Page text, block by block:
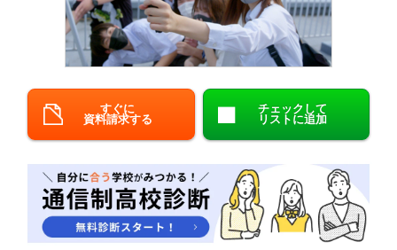
北陸・甲信越
中国
四国 九州・沖縄
すぐに
資料請求する
チェックして
リストに追加